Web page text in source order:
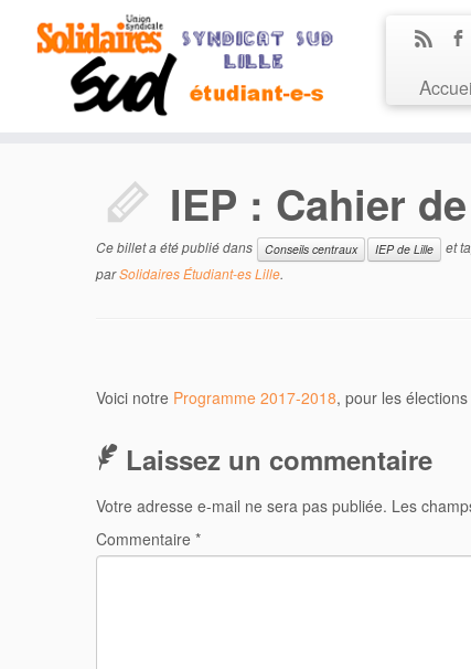
IEP : Cahier
Ce billet a été publié dans Conseils centraux IEP de Lille et
parSolidaires Étudiant-es Lille.
Voici notre Programme 2017-2018, pour les
Laissez un commentaire
Votre adresse e-mail ne sera pas publiée. Les
Commentaire *